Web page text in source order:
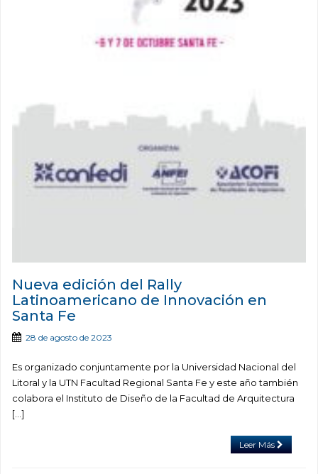
Nueva edición del Rally
Latinoamericano de Innovación en
Santa Fe
28 de agosto de 2023
Es organizado conjuntamente por la Universidad Nacional del
Litoral y la UTN Facultad Regional Santa Fe y este año también
colabora el Instituto de Diseño de la Facultad de Arquitectura
[…]
Leer Más